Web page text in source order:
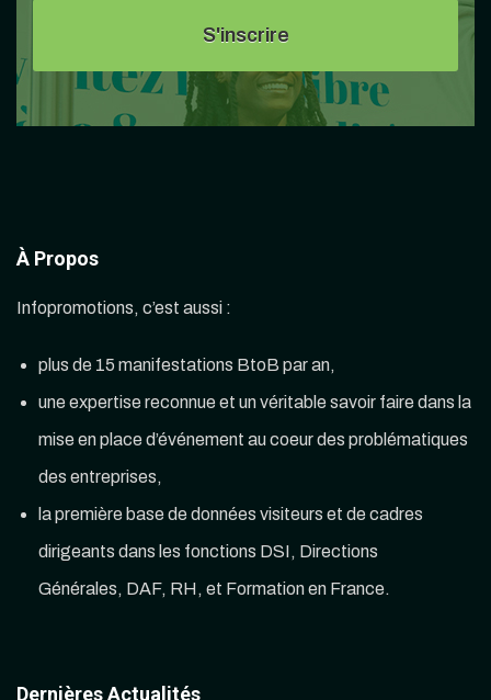
À Propos
Infopromotions, c’est aussi :
plus de 15 manifestations BtoB par an,
une expertise reconnue et un véritable savoir faire dans la
mise en place d’événement au coeur des problématiques
des entreprises,
la première base de données visiteurs et de cadres
dirigeants dans les fonctions DSI, Directions
Générales, DAF, RH, et Formation en France.
Dernières Actualités